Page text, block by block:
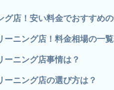
グ店！安い料金でおすすめ
ーニング店！料金相場の一
ーニング店事情は？
ーニング店の選び方は？